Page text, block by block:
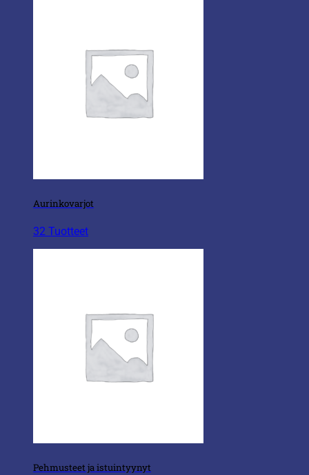
Aurinkovarjot
32 Tuotteet
Pehmusteet ja istuintyynyt